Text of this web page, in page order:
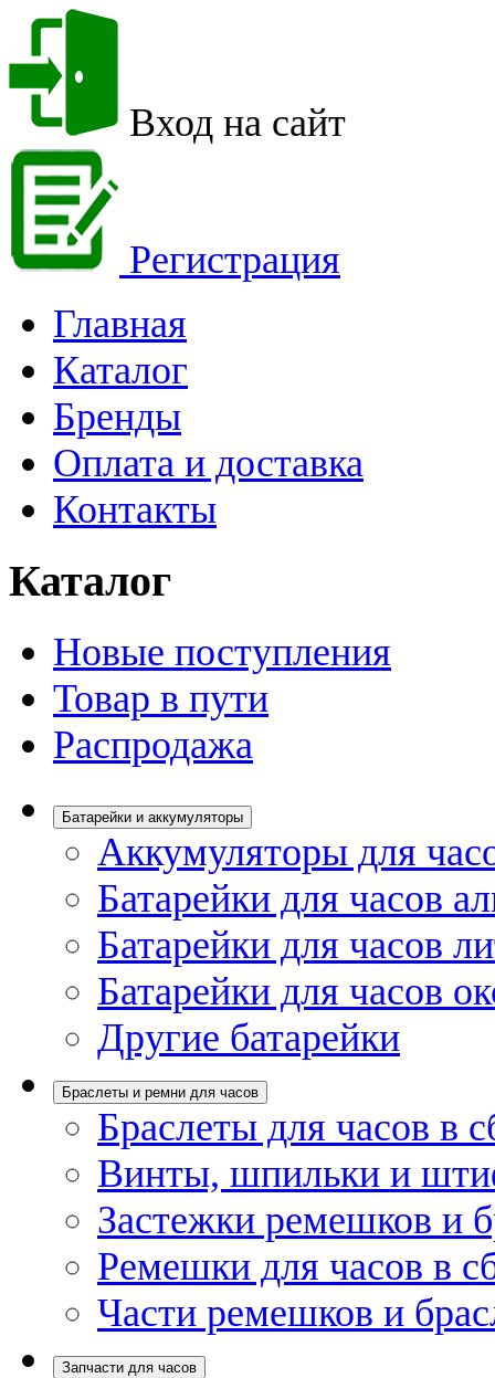
Вход на сайт
Регистрация
Главная
Каталог
Бренды
Оплата и доставка
Контакты
Каталог
Новые поступления
Товар в пути
Распродажа
Батарейки и аккумуляторы
Аккумуляторы для
Батарейки для часов
Батарейки для часов
Батарейки для часов
Другие батарейки
Браслеты и ремни для часов
Браслеты для часов в
Винты, шпильки и
Застежки ремешков и
Ремешки для часов в
Части ремешков и
Запчасти для часов